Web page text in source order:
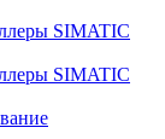
SIMATIC
SIMATIC